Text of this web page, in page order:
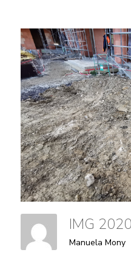
IMG
Manuela Mony